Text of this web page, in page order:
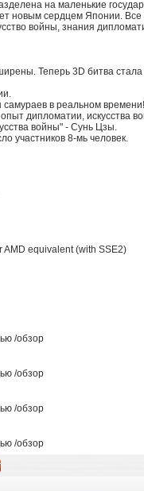
на маленькие
новым сердцем Японии.
войны, знания
Теперь 3D битва стала
в реальном времени!
дипломатии, искусства
войны" - Сунь Цзы.
участников 8-мь человек.
AMD equivalent (with SSE2)